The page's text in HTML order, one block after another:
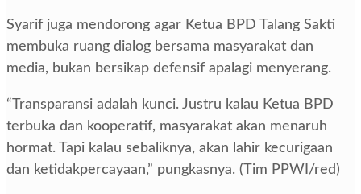
Syarif juga mendorong agar Ketua BPD Talang Sakti
membuka ruang dialog bersama masyarakat dan
media, bukan bersikap defensif apalagi menyerang.
“Transparansi adalah kunci. Justru kalau Ketua BPD
terbuka dan kooperatif, masyarakat akan menaruh
hormat. Tapi kalau sebaliknya, akan lahir kecurigaan
dan ketidakpercayaan,” pungkasnya. (Tim PPWI/red)